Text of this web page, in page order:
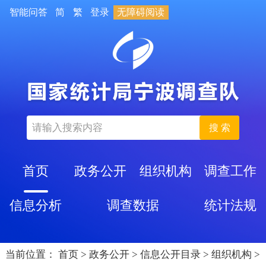
智能问答 简 繁 登录 无障碍阅读
搜 索
首页 政务公开 组织机构 调查工作
信息分析 调查数据 统计法规
当前位置： 首页 > 政务公开 > 信息公开目录 > 组织机构 >